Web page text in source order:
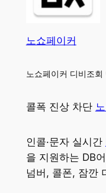
노쇼페이커
노쇼페이커 디비조회
콜폭 진상 차단
인콜·문자 실시간
을 지원하는 DB
넘버, 콜폰, 잠깐